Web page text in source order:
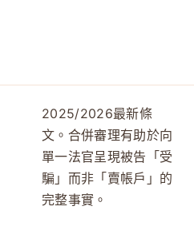
2025/2026最新條
文。合併審理有助於向
單一法官呈現被告「受
騙」而非「賣帳戶」的
完整事實。